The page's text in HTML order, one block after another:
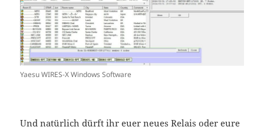
Yaesu WIRES-X Windows Software
Und natürlich dürft ihr euer neues Relais oder eure